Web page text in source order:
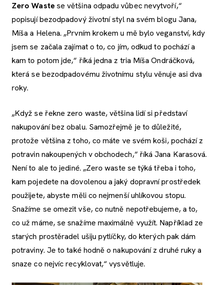
Zero Wastese většina odpadu vůbec nevytvoří,“
popisují bezodpadový životní styl na svém blogu Jana,
Míša a Helena. „Prvním krokem u mě bylo veganství, kdy
jsem se začala zajímat o to, co jím, odkud to pochází a
kam to potom jde,“ říká jedna z tria Míša Ondráčková,
která se bezodpadovému životnímu stylu věnuje asi dva
roky.
„Když se řekne zero waste, většina lidí si představí
nakupování bez obalu. Samozřejmě je to důležité,
protože většina z toho, co máte ve svém koši, pochází z
potravin nakoupených v obchodech,“ říká Jana Karasová.
Není to ale to jediné. „Zero waste se týká třeba i toho,
kam pojedete na dovolenou a jaký dopravní prostředek
použijete, abyste měli co nejmenší uhlíkovou stopu.
Snažíme se omezit vše, co nutně nepotřebujeme, a to,
co už máme, se snažíme maximálně využít. Například ze
starých prostěradel ušiju pytlíčky, do kterých pak dám
potraviny. Je to také hodně o nakupování z druhé ruky a
snaze co nejvíc recyklovat,“ vysvětluje.